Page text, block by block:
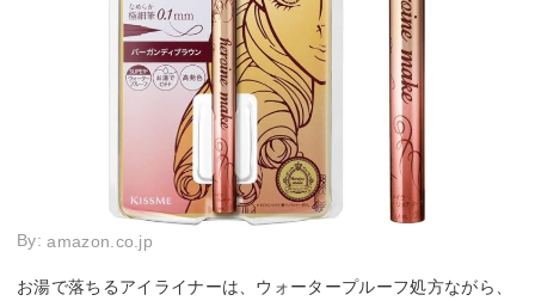
By:amazon.co.jp
お湯で落ちるアイライナーは、ウォータープルーフ処方ながら、